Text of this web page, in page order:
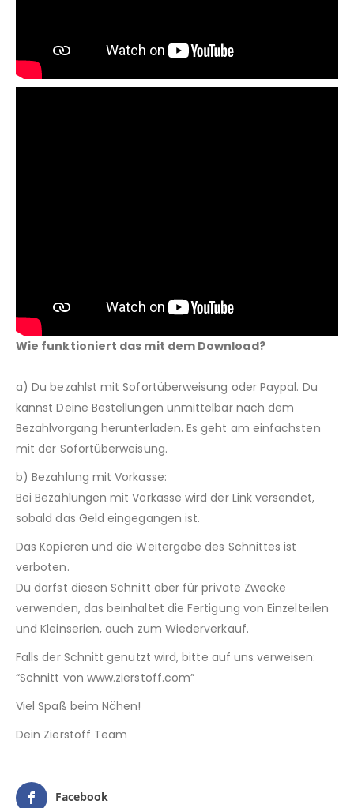
Wie funktioniert das mit dem Download?
a) Du bezahlst mit Sofortüberweisung oder Paypal. Du
kannst Deine Bestellungen unmittelbar nach dem
Bezahlvorgang herunterladen. Es geht am einfachsten
mit der Sofortüberweisung.
b) Bezahlung mit Vorkasse:
Bei Bezahlungen mit Vorkasse wird der Link versendet,
sobald das Geld eingegangen ist.
Das Kopieren und die Weitergabe des Schnittes ist
verboten.
Du darfst diesen Schnitt aber für private Zwecke
verwenden, das beinhaltet die Fertigung von Einzelteilen
und Kleinserien, auch zum Wiederverkauf.
Falls der Schnitt genutzt wird, bitte auf uns verweisen:
“Schnitt von www.zierstoff.com”
Viel Spaß beim Nähen!
Dein Zierstoff Team
Facebook